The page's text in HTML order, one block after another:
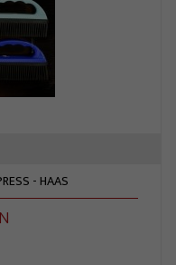
- HAAS